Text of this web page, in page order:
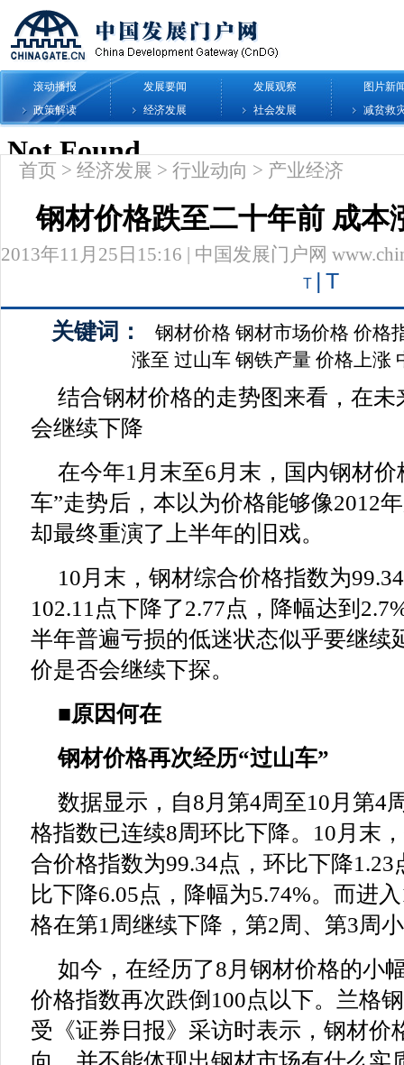
滚动播报 发展要闻 发展观察
图片新
政策解读
经济发展 社会发展 减贫救
首页 > 经济发展 > 行业动向 > 产业经济
钢材价格跌至二十年前 成本
2013年11月25日15:16 | 中国发展门户网
T T
关键词： 钢材价格 钢材市场价格 价格
涨至 过山车 钢铁产量 价格上涨
结合钢材价格的走势图来看，在
会继续下降
在今年1月末至6月末，国内钢材
车”走势后，本以为价格能够像2012
却最终重演了上半年的旧戏。
10月末，钢材综合价格指数为
102.11点下降了2.77点，降幅达到
半年普遍亏损的低迷状态似乎要继续
价是否会继续下探。
■原因何在
钢材价格再次经历“过山车”
数据显示，自8月第4周至10月第4
格指数已连续8周环比下降。10月末
合价格指数为99.34点，环比下降1.23
比下降6.05点，降幅为5.74%。而进
格在第1周继续下降，第2周、第3周
如今，在经历了8月钢材价格的小
价格指数再次跌倒100点以下。兰格
受《证券日报》采访时表示，钢材价